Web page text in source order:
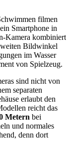
filmen
Smartphone in
Kamera kombiniert
weiten Bildwinkel
im Wasser
von Spielzeug.
sind nicht von
separaten
erlaubt den
reicht das
Metern bei
und normales
denn dort